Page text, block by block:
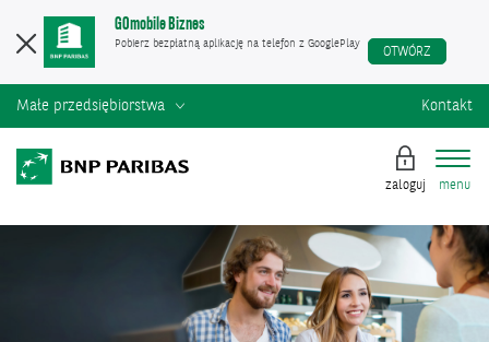
GOmobile Biznes
Pobierz bezpłatną aplikację na telefon z GooglePlay
OTWÓRZ
Małe przedsiębiorstwa Kontakt
zaloguj menu